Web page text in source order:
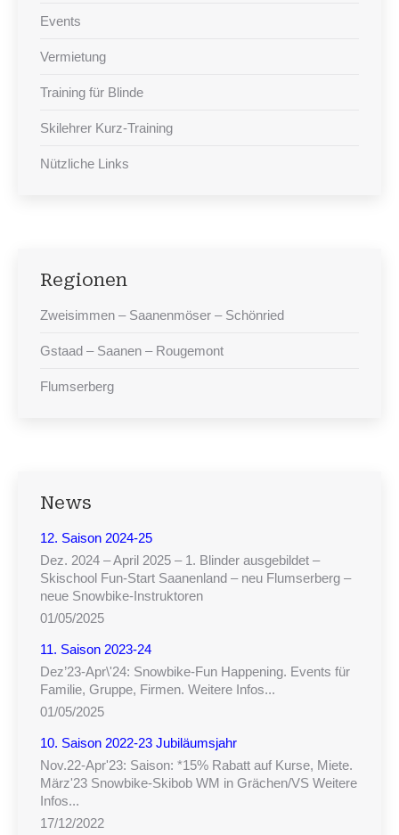
Events
Vermietung
Training für Blinde
Skilehrer Kurz-Training
Nützliche Links
Regionen
Zweisimmen – Saanenmöser – Schönried
Gstaad – Saanen – Rougemont
Flumserberg
News
12. Saison 2024-25
Dez. 2024 – April 2025 – 1. Blinder ausgebildet –
Skischool Fun-Start Saanenland – neu Flumserberg –
neue Snowbike-Instruktoren
01/05/2025
11. Saison 2023-24
Dez’23-Apr\'24: Snowbike-Fun Happening. Events für
Familie, Gruppe, Firmen. Weitere Infos...
01/05/2025
10. Saison 2022-23 Jubiläumsjahr
Nov.22-Apr'23: Saison: *15% Rabatt auf Kurse, Miete.
März'23 Snowbike-Skibob WM in Grächen/VS Weitere
Infos...
17/12/2022